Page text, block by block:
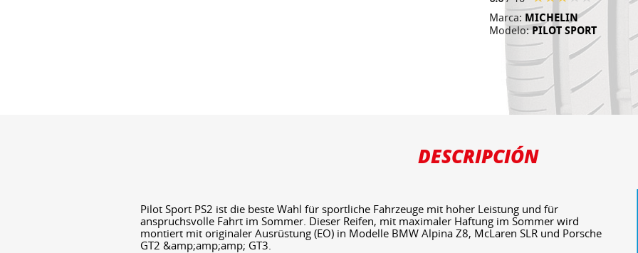
Marca: MICHELIN
Modelo:PILOT SPORT
DESCRIPCIÓN
Pilot Sport PS2 ist die beste Wahl für sportliche Fahrzeuge mit hoher Leistung und für
anspruchsvolle Fahrt im Sommer. Dieser Reifen, mit maximaler Haftung im Sommer wird
montiert mit originaler Ausrüstung (EO) in Modelle BMW Alpina Z8, McLaren SLR und Porsche
GT2 &amp;amp;amp; GT3.